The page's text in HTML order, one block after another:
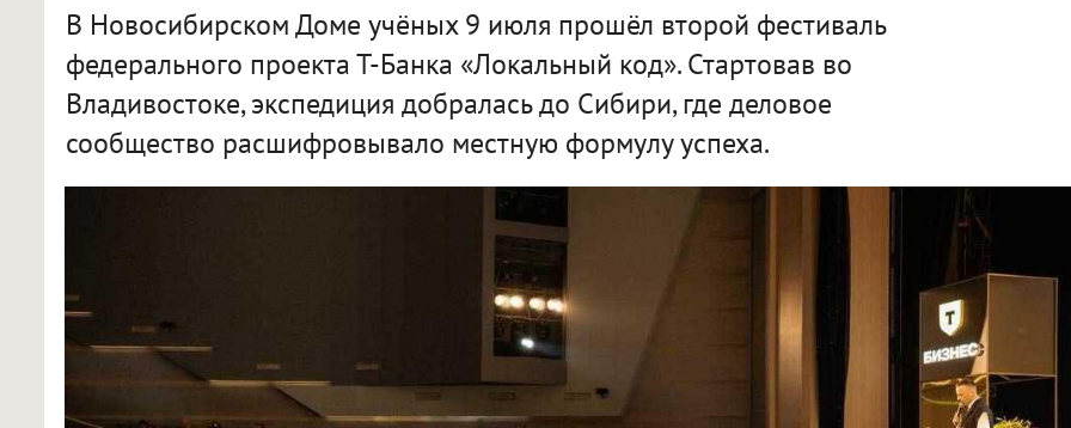
В Новосибирском Доме учёных 9 июля прошёл второй фестиваль
федерального проекта Т-Банка «Локальный код». Стартовав во
Владивостоке, экспедиция добралась до Сибири, где деловое
сообщество расшифровывало местную формулу успеха.